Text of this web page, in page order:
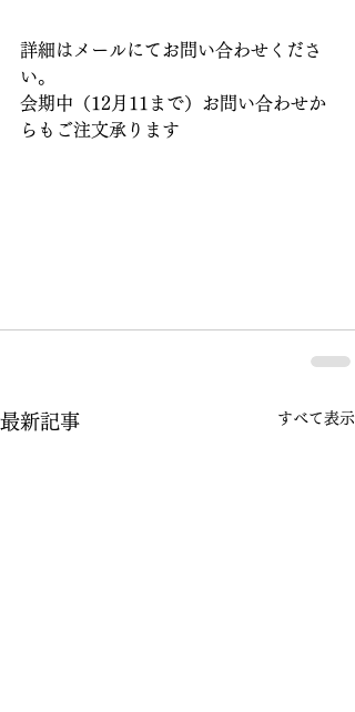
詳細はメールにてお問い合わせくださ
い。
会期中（12月11まで）お問い合わせか
らもご注文承ります
最新記事 すべて表示